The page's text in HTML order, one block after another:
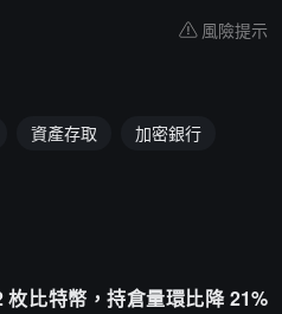
風險提示
資產存取 加密銀行
比特幣，持倉量環比降 21%